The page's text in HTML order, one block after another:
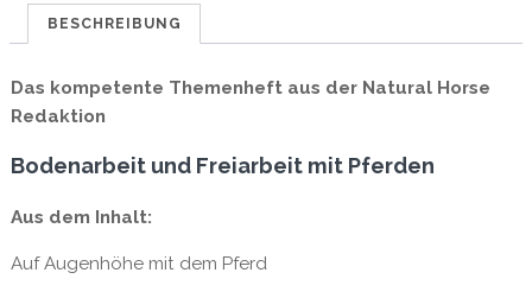
Menge
BESCHREIBUNG
Das kompetente Themenheft aus der Natural Horse
Redaktion
Bodenarbeit und Freiarbeit mit Pferden
Aus dem Inhalt:
Auf Augenhöhe mit dem Pferd